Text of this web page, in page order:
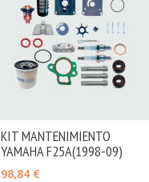
AÑADIR MÁS INFO
KIT MANTENIMIENTO
YAMAHA F25A(1998-09)
98,84 €